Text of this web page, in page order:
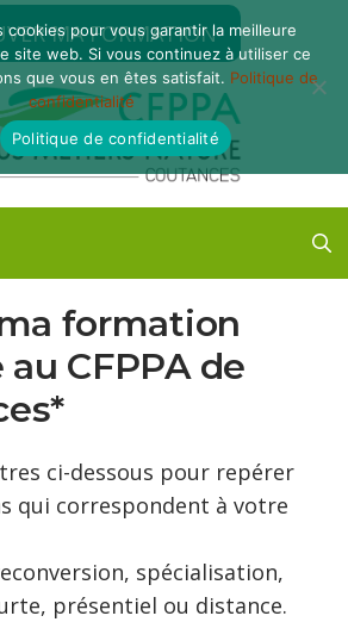
MA FORMATION
formation
CFPPA de
ci-dessous pour repérer
qui correspondent à votre
spécialisation,
présentiel ou distance.
cookies pour vous garantir la meilleure
site web. Si vous continuez à utiliser ce
que vous en êtes satisfait. Politique de
confidentialité
Politique de confidentialité